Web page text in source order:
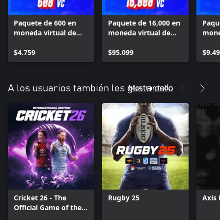
esta competencia de eliminación directa.
Paquete de 600 en
moneda virtual de
$4.759
Paquete de 16,000 en
moneda virtual de
$95.099
A los usuarios también les gusta esto
Mostrar todo
Cricket 26 - The
Official Game of the
Rugby 25 Axis